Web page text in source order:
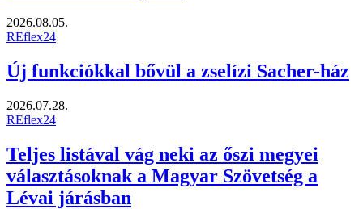
2026.08.05.
REflex24
Új funkciókkal bővül a zselízi Sacher-ház
2026.07.28.
REflex24
Teljes listával vág neki az őszi megyei
választásoknak a Magyar Szövetség a
Lévai járásban